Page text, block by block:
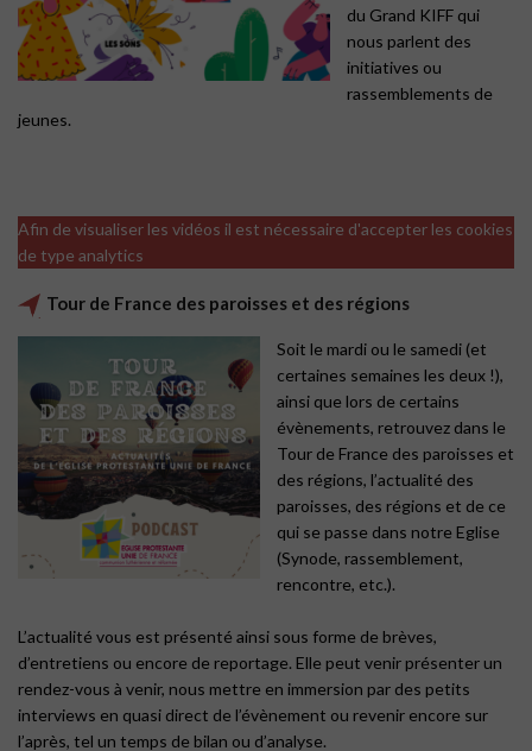
du Grand KIFF qui
nous parlent des
initiatives ou
rassemblements de
jeunes.
Afin de visualiser les vidéos il est nécessaire d'accepter les cookies
de type analytics
Tour de France des paroisses et des régions
Soit le mardi ou le samedi (et
certaines semaines les deux !),
ainsi que lors de certains
évènements, retrouvez dans le
Tour de France des paroisses et
des régions, l’actualité des
paroisses, des régions et de ce
qui se passe dans notre Eglise
(Synode, rassemblement,
rencontre, etc.).
L’actualité vous est présenté ainsi sous forme de brèves,
d’entretiens ou encore de reportage. Elle peut venir présenter un
rendez-vous à venir, nous mettre en immersion par des petits
interviews en quasi direct de l’évènement ou revenir encore sur
l’après, tel un temps de bilan ou d’analyse.